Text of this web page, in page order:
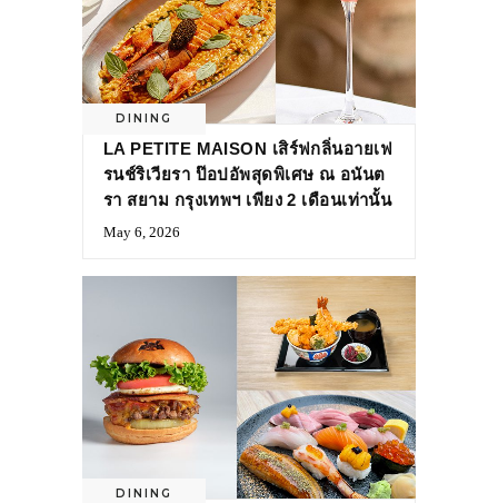
DINING
LA PETITE MAISON เสิร์ฟกลิ่นอายเฟ
รนช์ริเวียรา ป๊อปอัพสุดพิเศษ ณ อนันต
รา สยาม กรุงเทพฯ เพียง 2 เดือนเท่านั้น
May 6, 2026
DINING